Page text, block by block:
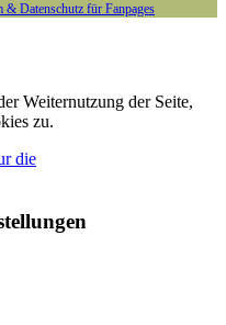
& Datenschutz für Fanpages
Weiternutzung der Seite,
zu.
die